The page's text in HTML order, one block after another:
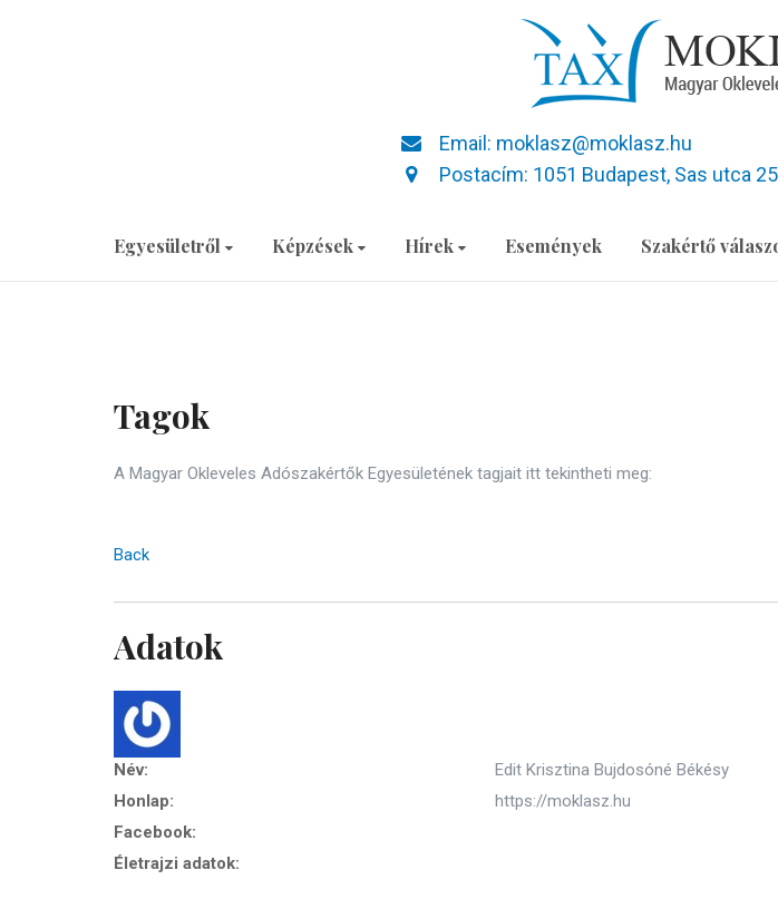
Email: moklasz@moklasz.hu
Postacím: 1051 Budapest, Sas utca
Egyesületről Képzések Hírek Események Szakértő
Tagok
A Magyar Okleveles Adószakértők Egyesületének tagjait itt tekintheti meg:
Back
Adatok
Név:
Edit Krisztina Bujdosóné Békésy
Honlap:
https://moklasz.hu
Facebook:
Életrajzi adatok: